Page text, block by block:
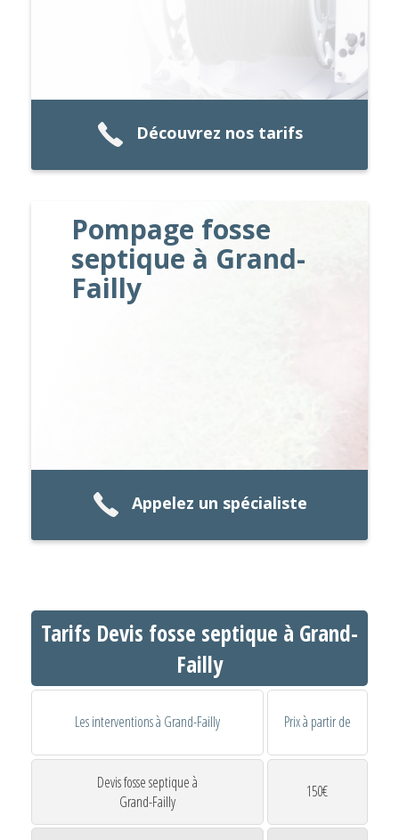
Découvrez nos tarifs
Pompage fosse
septique à Grand-
Failly
Appelez un spécialiste
Tarifs Devis fosse septique à Grand-
Failly
Les interventions à Grand-Failly Prix à partir de
Devis fosse septique à
Grand-Failly
150€